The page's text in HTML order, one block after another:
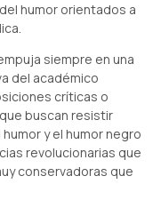
humor orientados a
siempre en una
del académico
críticas o
buscan resistir
y el humor negro
revolucionarias que
conservadoras que